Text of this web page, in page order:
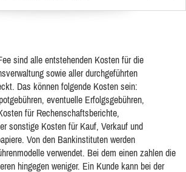
sind alle entstehenden Kosten für die
sowie aller durchgeführten
Das können folgende Kosten sein:
eventuelle Erfolgsgebühren,
für Rechenschaftsberichte,
sonstige Kosten für Kauf, Verkauf und
Von den Bankinstituten werden
verwendet. Bei dem einen zahlen die
hingegen weniger. Ein Kunde kann bei der